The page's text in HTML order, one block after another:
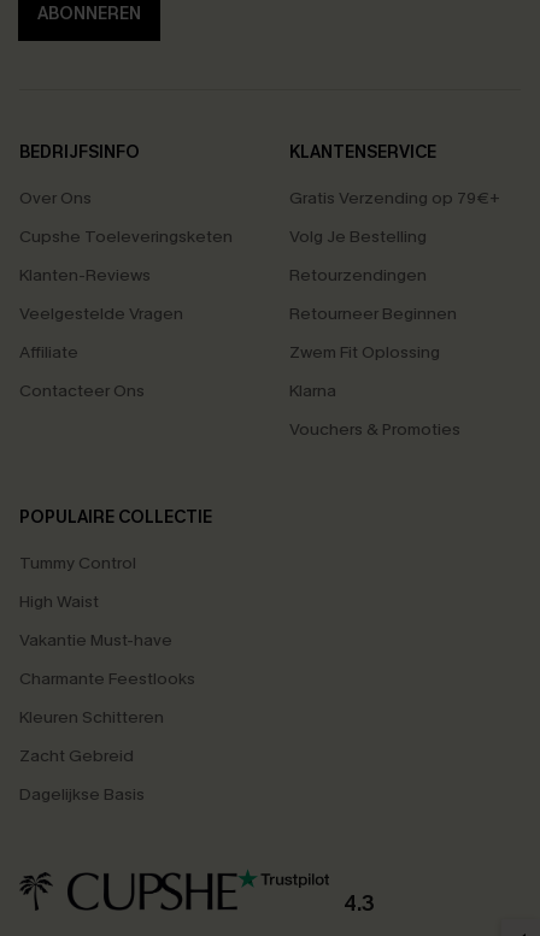
ABONNEREN
BEDRIJFSINFO
Over Ons
Cupshe Toeleveringsketen
Klanten-Reviews
Veelgestelde Vragen
Affiliate
Contacteer Ons
KLANTENSERVICE
Gratis Verzending op 79€+
Volg Je Bestelling
Retourzendingen
Retourneer Beginnen
Zwem Fit Oplossing
Klarna
Vouchers & Promoties
POPULAIRE COLLECTIE
Tummy Control
High Waist
Vakantie Must-have
Charmante Feestlooks
Kleuren Schitteren
Zacht Gebreid
Dagelijkse Basis
4.3